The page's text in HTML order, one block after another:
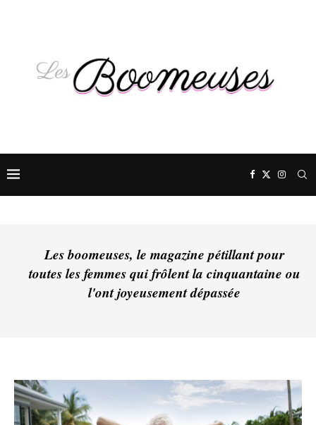
Les boomeuses, le magazine pétillant pour
toutes les femmes qui frôlent la cinquantaine ou
l'ont joyeusement dépassée